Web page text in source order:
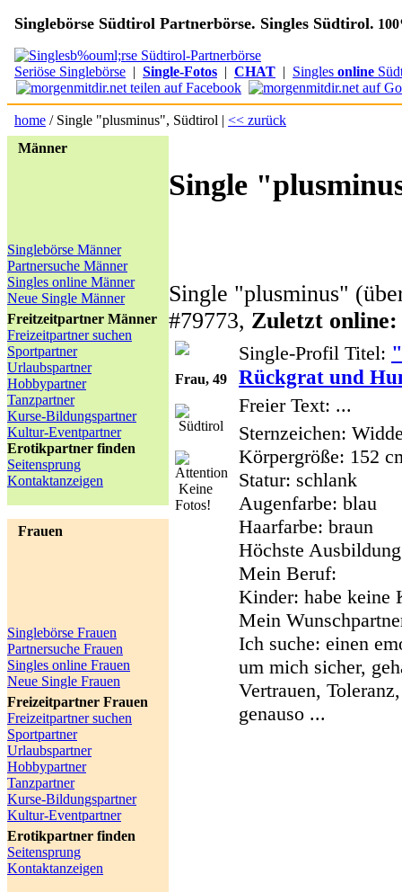
Singlebörse Südtirol Partnerbörse. Singles Südtirol.
Seriöse Singlebörse | Single-Fotos | CHAT | Singles online
home / Single "plusminus", Südtirol | << zurück
Männer
Singlebörse Männer
Partnersuche Männer
Singles online Männer
Neue Single Männer
Freitzeitpartner Männer
Freizeitpartner suchen
Sportpartner
Urlaubspartner
Hobbypartner
Tanzpartner
Kurse-Bildungspartner
Kultur-Eventpartner
Erotikpartner finden
Seitensprung
Kontaktanzeigen
Frauen
Singlebörse Frauen
Partnersuche Frauen
Singles online Frauen
Neue Single Frauen
Freizeitpartner Frauen
Freizeitpartner suchen
Sportpartner
Urlaubspartner
Hobbypartner
Tanzpartner
Kurse-Bildungspartner
Kultur-Eventpartner
Erotikpartner finden
Seitensprung
Kontaktanzeigen
Single
Single "plusminus"
#79773, Zuletzt online:
Frau, 49
Südtirol
Keine
Fotos!
Single-Profil Titel:
Rückgrat und
Freier Text: ...
Sternzeichen:
Körpergröße: 152
Statur: schlank
Augenfarbe: blau
Haarfarbe: braun
Höchste
Mein Beruf:
Kinder: habe keine
Mein
Ich suche: einen
um mich sicher,
Vertrauen,
genauso ...